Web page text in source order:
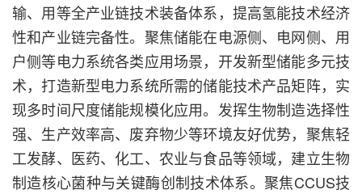
输、用等全产业链技术装备体系，提高氢能技术经济
性和产业链完备性。聚焦储能在电源侧、电网侧、用
户侧等电力系统各类应用场景，开发新型储能多元技
术，打造新型电力系统所需的储能技术产品矩阵，实
现多时间尺度储能规模化应用。发挥生物制造选择性
强、生产效率高、废弃物少等环境友好优势，聚焦轻
工发酵、医药、化工、农业与食品等领域，建立生物
制造核心菌种与关键酶创制技术体系。聚焦CCUS技